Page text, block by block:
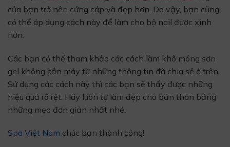
của bạn trở nên cứng cáp và đẹp hơn. Do vậy, bạn cũng
có thể áp dụng cách này để làm cho bộ nail được xinh
hơn.
Các bạn có thể tham khảo các cách làm khô móng sơn
gel không cần máy từ những thông tin đã chia sẻ ở trên.
Sử dụng các cách này thì các bạn sẽ thấy được những
hiệu quả rõ rệt. Hãy luôn tự làm đẹp cho bản thân bằng
những mẹo đơn giản nhất nhé.
Spa Việt Nam chúc bạn thành công!